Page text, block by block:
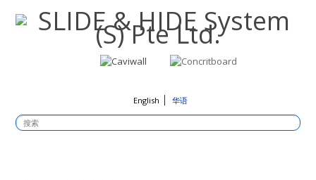
English 华语